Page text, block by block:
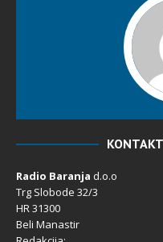
Radio Baranja d.o.o
Trg Slobode 32/3
HR 31300
Beli Manastir